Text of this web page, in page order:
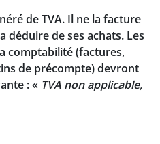
de TVA. Il ne la facture
déduire de ses achats. Les
comptabilité (factures,
de précompte) devront
:« TVA non applicable,